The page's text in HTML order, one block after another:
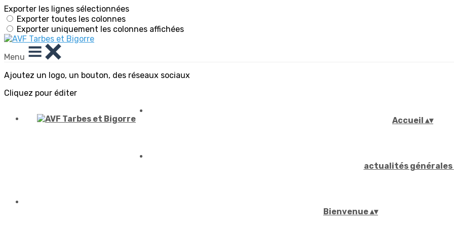
Exporter les lignes sélectionnées
Exporter toutes les colonnes
Exporter uniquement les colonnes affichées
Menu
Ajoutez un logo, un bouton, des réseaux sociaux
Cliquez pour éditer
Accueil ▴▾
actualités générales
Bienvenue▴▾